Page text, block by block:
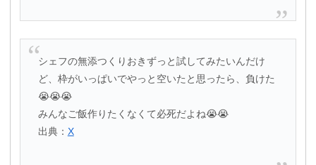
シェフの無添つくりおきずっと試してみたいんだけ
ど、枠がいっぱいでやっと空いたと思ったら、負けた
😭😭😭
みんなご飯作りたくなくて必死だよね😭😭
出典： X